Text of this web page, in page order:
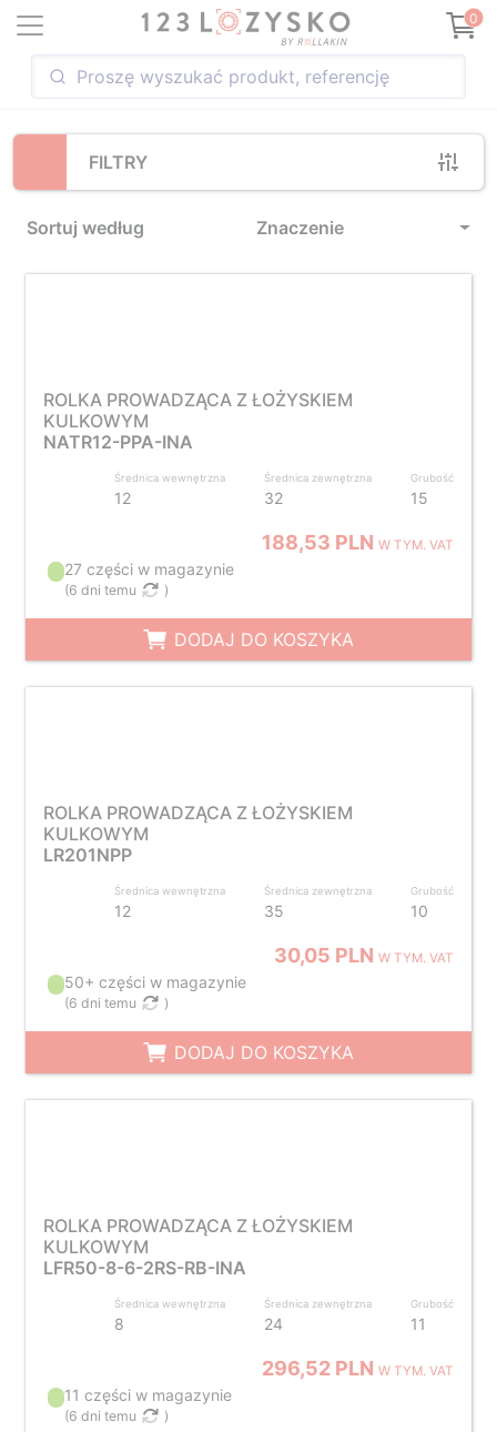
0
FILTRY
Sortuj według Znaczenie
Loading...
ROLKA PROWADZĄCA Z ŁOŻYSKIEM
KULKOWYM
NATR12-PPA-INA
Średnica wewnętrzna
12
Średnica zewnętrzna
32
Grubość
15
188,53 PLNW TYM. VAT
27 części w magazynie
(6 dni temu )
DODAJ DO KOSZYKA
ROLKA PROWADZĄCA Z ŁOŻYSKIEM
KULKOWYM
LR201NPP
Średnica wewnętrzna
12
Średnica zewnętrzna
35
Grubość
10
30,05 PLNW TYM. VAT
50+ części w magazynie
(6 dni temu )
DODAJ DO KOSZYKA
ROLKA PROWADZĄCA Z ŁOŻYSKIEM
KULKOWYM
LFR50-8-6-2RS-RB-INA
Średnica wewnętrzna
8
Średnica zewnętrzna
24
Grubość
11
296,52 PLNW TYM. VAT
11 części w magazynie
(6 dni temu )